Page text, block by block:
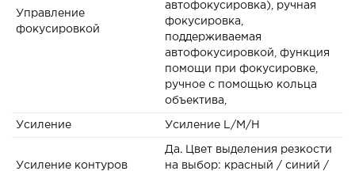
Управление
фокусировкой
автофокусировка), ручная
фокусировка,
поддерживаемая
автофокусировкой, функция
помощи при фокусировке,
ручное с помощью кольца
объектива,
Усиление Усиление L/M/H
Усиление контуров
Да. Цвет выделения резкости
на выбор: красный / синий /